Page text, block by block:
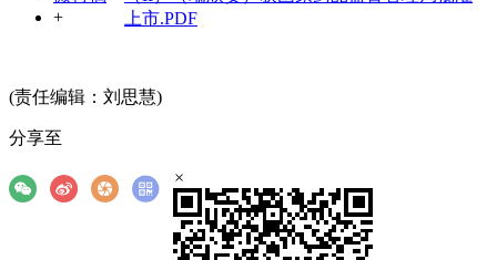
+
上市.PDF
(责任编辑：刘思慧)
分享至
×